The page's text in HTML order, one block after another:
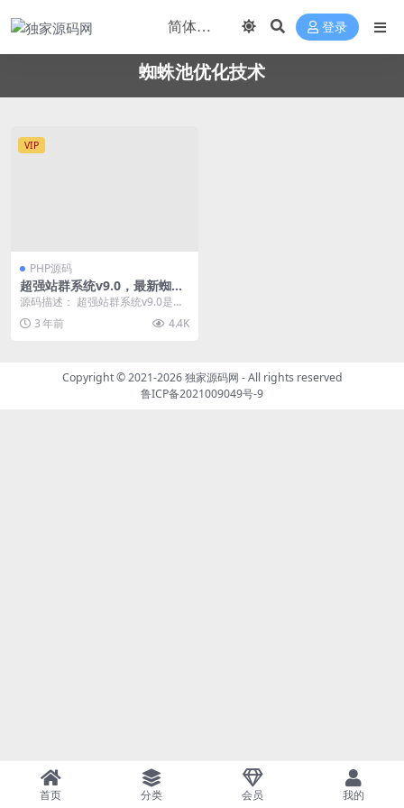
登录
蜘蛛池优化技术
VIP
PHP源码
超强站群系统v9.0，最新蜘蛛
池优化技术，一键安装，内容
源码描述： 超强站群系统v9.0是一
款最新推出的站群优化超级蜘蛛池
工具，结合采集...
3 年前 4.4K
Copyright © 2021-2026独家源码网 - All rights reserved
鲁ICP备2021009049号-9
首页 分类 会员 我的